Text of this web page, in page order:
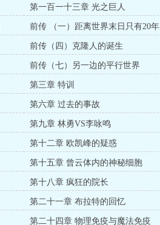
第一百一十三章 光之巨人
前传 （一）距离世界末日只有20年
前传（四）克隆人的诞生
前传（七）另一边的平行世界
第三章 特训
第六章 过去的事故
第九章 林勇VS李咏鸣
第十二章 欧凯峰的疑惑
第十五章 曾云体内的神秘细胞
第十八章 疯狂的院长
第二十一章 布拉特的回忆
第二十四章 物理免疫与魔法免疫